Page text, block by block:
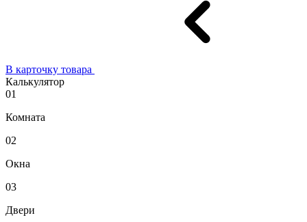
В карточку товара
Калькулятор
01
Комната
02
Окна
03
Двери